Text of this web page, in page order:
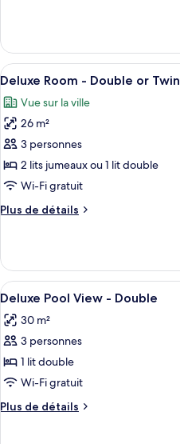
chambre :
Deluxe
Room
Deluxe
Room
Afficher
toutes
les
photos
pour
ce
type
chambre :
Double
or
Twin
19
Deluxe Room - Double or Twin
Vue sur la ville
26 m²
3 personnes
2 lits jumeaux ou 1 lit double
Wi-Fi gratuit
Plus de détails
Plus
Deluxe
Room
-
or
Twin
Afficher
toutes
les
photos
pour
ce
type
de
21
Deluxe Pool View - Double
30 m²
3 personnes
1 lit double
Wi-Fi gratuit
Plus de détails
Plus